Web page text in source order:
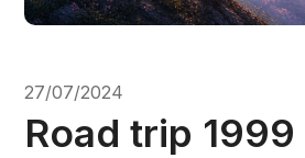
27/07/2024
Road trip 1999